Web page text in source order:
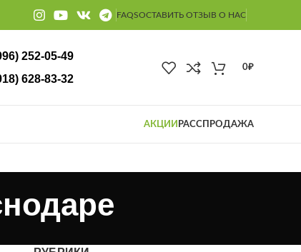
FAQSОСТАВИТЬ ОТЗЫВ О НАС
252-05-49
628-83-32
0₽
АКЦИИ РАССПРОДАЖА